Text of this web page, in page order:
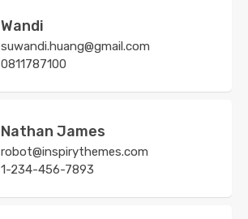
Wandi
suwandi.huang@gmail.com
0811787100
Nathan James
robot@inspirythemes.com
1-234-456-7893